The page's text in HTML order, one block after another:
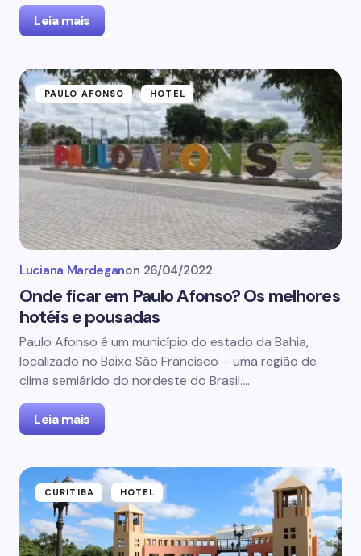
Leia mais
PAULO AFONSO HOTEL
Luciana Mardeganon 26/04/2022
Onde ficar em Paulo Afonso? Os melhores
hotéis e pousadas
Paulo Afonso é um município do estado da Bahia,
localizado no Baixo São Francisco – uma região de
clima semiárido do nordeste do Brasil.…
Leia mais
CURITIBA HOTEL